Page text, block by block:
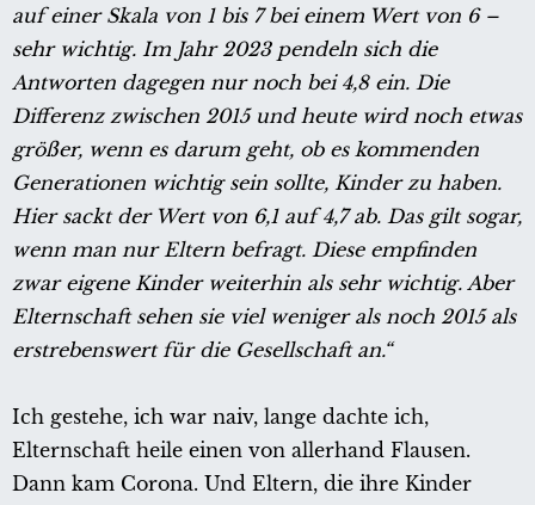
auf einer Skala von 1 bis 7 bei einem Wert von 6 –
sehr wichtig. Im Jahr 2023 pendeln sich die
Antworten dagegen nur noch bei 4,8 ein. Die
Differenz zwischen 2015 und heute wird noch etwas
größer, wenn es darum geht, ob es kommenden
Generationen wichtig sein sollte, Kinder zu haben.
Hier sackt der Wert von 6,1 auf 4,7 ab. Das gilt sogar,
wenn man nur Eltern befragt. Diese empfinden
zwar eigene Kinder weiterhin als sehr wichtig. Aber
Elternschaft sehen sie viel weniger als noch 2015 als
erstrebenswert für die Gesellschaft an.“
Ich gestehe, ich war naiv, lange dachte ich,
Elternschaft heile einen von allerhand Flausen.
Dann kam Corona. Und Eltern, die ihre Kinder